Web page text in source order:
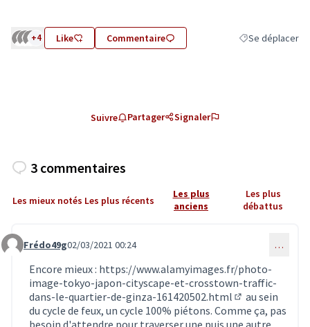
+4 Like Commentaire Filtrer les
Se déplacer
Suivre Partager Signaler
3 commentaires
Les mieux notés Les plus récents
Les plus
anciens
Les plus
débattus
Commentaire 2738
Frédo49g02/03/2021 00:24 …
Encore mieux : https://www.alamyimages.fr/photo-
image-tokyo-japon-cityscape-et-crosstown-traffic-
dans-le-quartier-de-ginza-161420502.html
(Lien externe)
au sein
du cycle de feux, un cycle 100% piétons. Comme ça, pas
besoin d'attendre pour traverser une puis une autre